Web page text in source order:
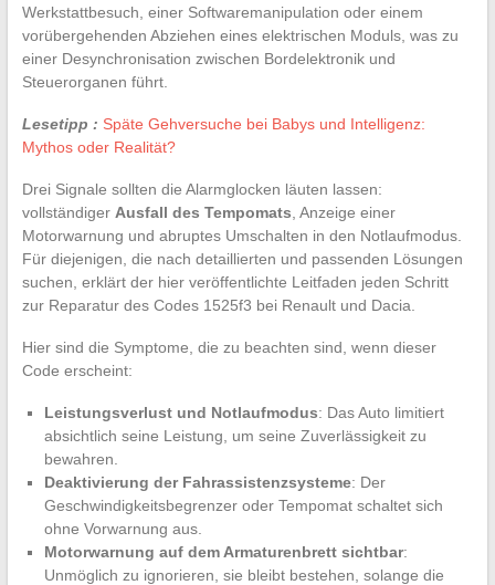
Werkstattbesuch, einer Softwaremanipulation oder einem
vorübergehenden Abziehen eines elektrischen Moduls, was zu
einer Desynchronisation zwischen Bordelektronik und
Steuerorganen führt.
Lesetipp : Späte Gehversuche bei Babys und Intelligenz:
Mythos oder Realität?
Drei Signale sollten die Alarmglocken läuten lassen:
vollständiger Ausfall des Tempomats , Anzeige einer
Motorwarnung und abruptes Umschalten in den Notlaufmodus.
Für diejenigen, die nach detaillierten und passenden Lösungen
suchen, erklärt der hier veröffentlichte Leitfaden jeden Schritt
zur Reparatur des Codes 1525f3 bei Renault und Dacia.
Hier sind die Symptome, die zu beachten sind, wenn dieser
Code erscheint:
Leistungsverlust und Notlaufmodus: Das Auto limitiert
absichtlich seine Leistung, um seine Zuverlässigkeit zu
bewahren.
Deaktivierung der Fahrassistenzsysteme: Der
Geschwindigkeitsbegrenzer oder Tempomat schaltet sich
ohne Vorwarnung aus.
Motorwarnung auf dem Armaturenbrett sichtbar:
Unmöglich zu ignorieren, sie bleibt bestehen, solange die